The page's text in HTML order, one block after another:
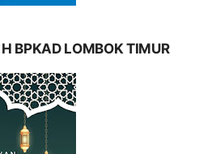
BPKAD LOMBOK TIMUR